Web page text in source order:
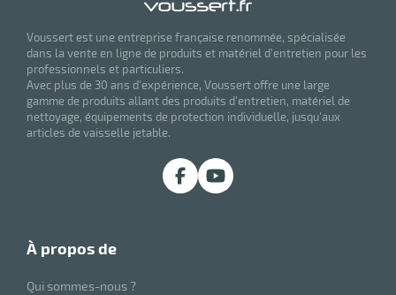
Voussert est une entreprise française renommée, spécialisée
dans la vente en ligne de produits et matériel d'entretien pour les
professionnels et particuliers.
Avec plus de 30 ans d'expérience, Voussert offre une large
gamme de produits allant des produits d'entretien, matériel de
nettoyage, équipements de protection individuelle, jusqu'aux
articles de vaisselle jetable.
à propos de
Qui sommes-nous ?